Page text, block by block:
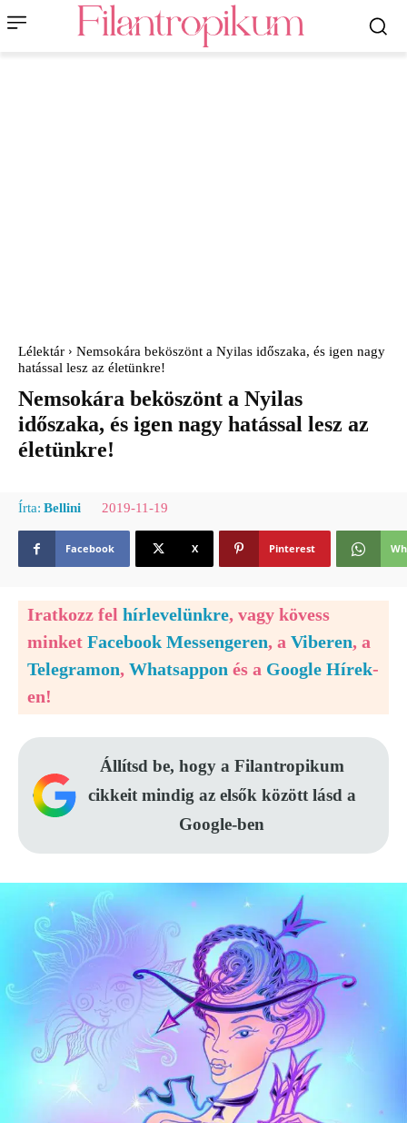
Lélektár
Nemsokára beköszönt a Nyilas időszaka, és igen nagy
hatással lesz az életünkre!
Nemsokára beköszönt a Nyilas
időszaka, és igen nagy hatással lesz az
életünkre!
Írta: Bellini 2019-11-19
Facebook X Pinterest
Iratkozz fel hírlevelünkre, vagy kövess
minket Facebook Messengeren, a Viberen, a
Telegramon, Whatsappon és a Google Hírek-
en!
Állítsd be, hogy a Filantropikum
cikkeit mindig az elsők között lásd a
Google-ben